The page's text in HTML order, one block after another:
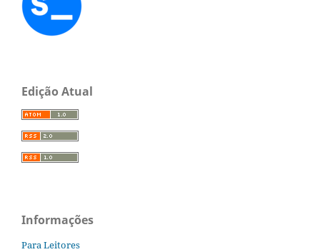
Edição Atual
Informações
Para Leitores